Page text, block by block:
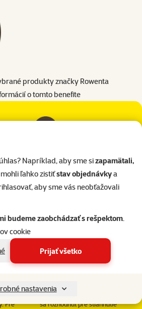
Napríklad, aby sme sizapamätali,
ľahko zistiťstav objednávkya
aby sme vás neobťažovali
budeme zaobchádzať s rešpektom.
cookie
Prijať všetko
nastavenia
produkty značky Rowenta
o tomto benefite
sa stať členom ?
zoo sa
Pre
Registráciu z pohodlia domova
vykonáte na tejto stránke. Môžete
sa rozhodnúť pre stiahnutie